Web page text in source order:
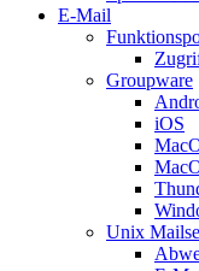
E-Mail
Groupware
iOS
Unix